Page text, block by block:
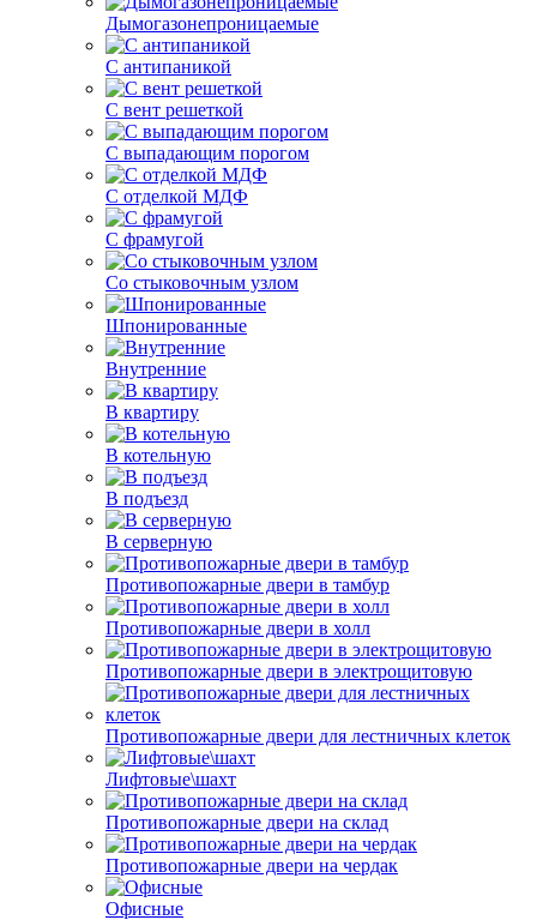
Дымогазонепроницаемые
С антипаникой
С вент решеткой
С выпадающим порогом
С отделкой МДФ
С фрамугой
Со стыковочным узлом
Шпонированные
Внутренние
В квартиру
В котельную
В подъезд
В серверную
Противопожарные двери в тамбур
Противопожарные двери в холл
Противопожарные двери в электрощитовую
Противопожарные двери для лестничных клеток
Лифтовые\шахт
Противопожарные двери на склад
Противопожарные двери на чердак
Офисные